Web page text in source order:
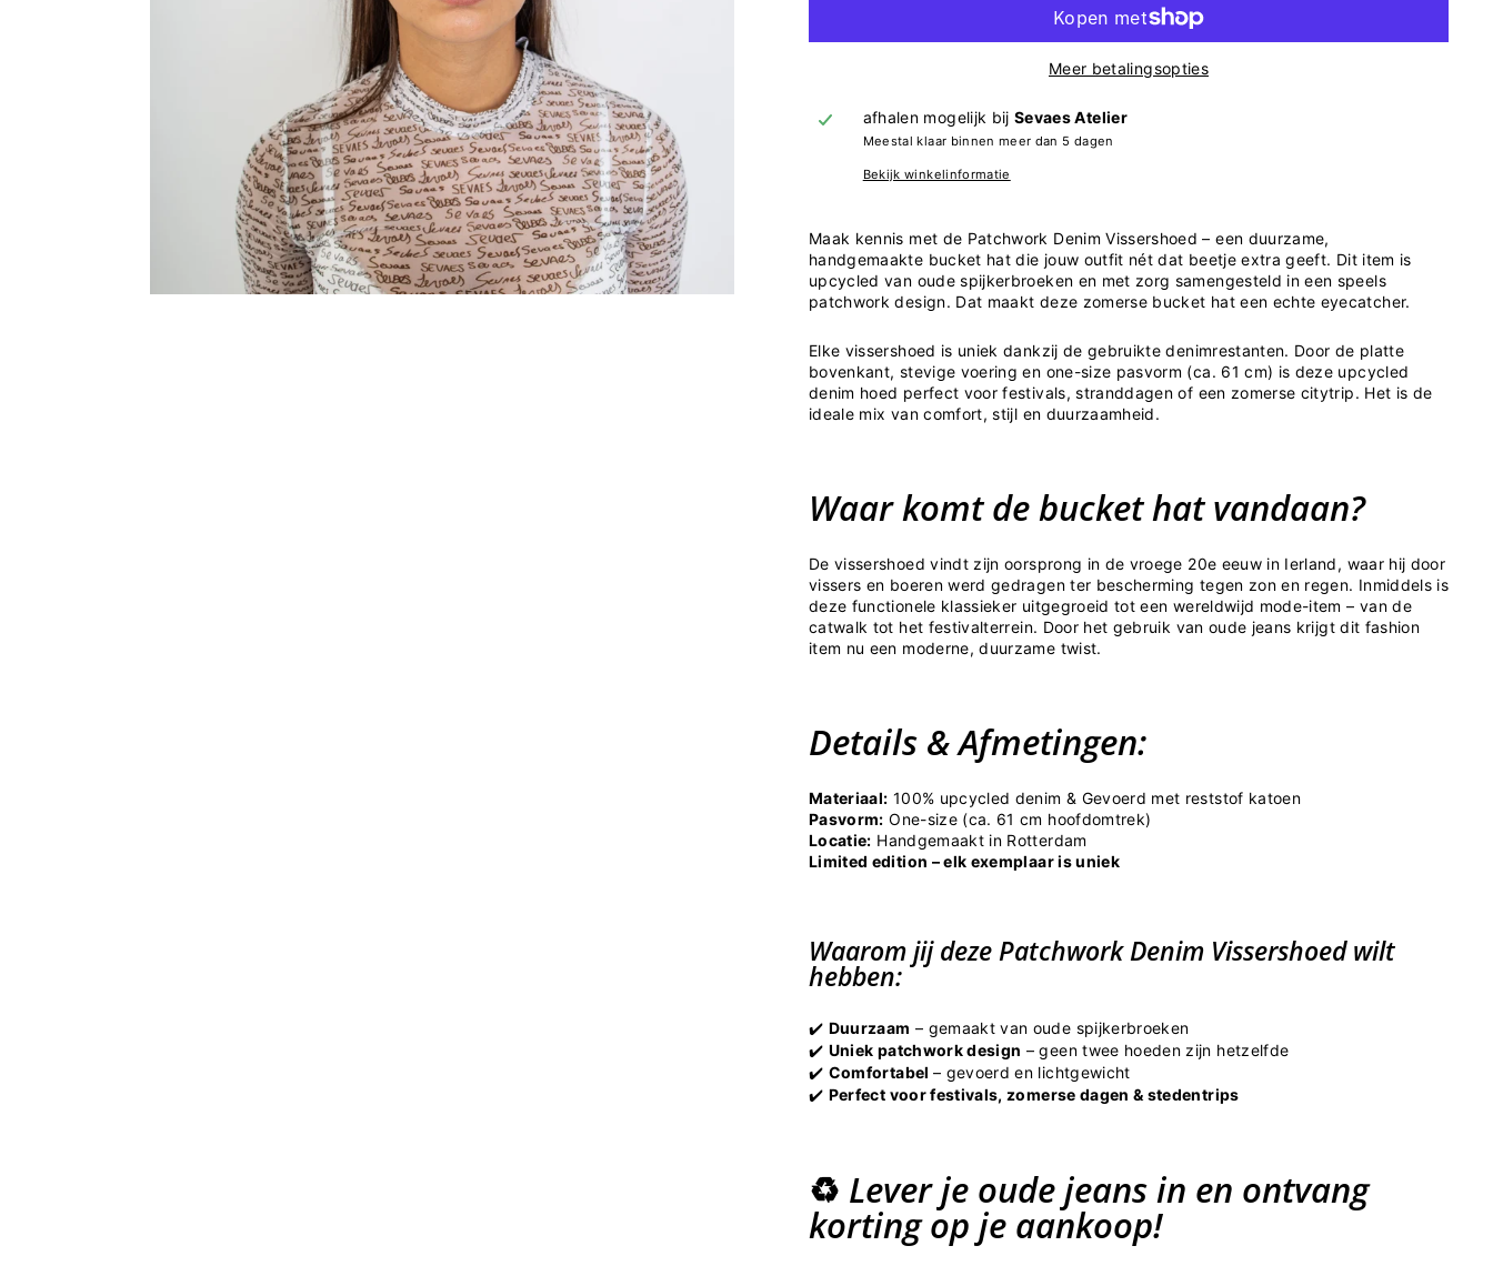
Meer betalingsopties
afhalen mogelijk bijSevaes Atelier
Meestal klaar binnen meer dan 5 dagen
Bekijk winkelinformatie
Maak kennis met de Patchwork Denim Vissershoed – een duurzame,
handgemaakte bucket hat die jouw outfit nét dat beetje extra geeft. Dit item is
upcycled van oude spijkerbroeken en met zorg samengesteld in een speels
patchwork design. Dat maakt deze zomerse bucket hat een echte eyecatcher.
Elke vissershoed is uniek dankzij de gebruikte denimrestanten. Door de platte
bovenkant, stevige voering en one-size pasvorm (ca. 61 cm) is deze upcycled
denim hoed perfect voor festivals, stranddagen of een zomerse citytrip. Het is de
ideale mix van comfort, stijl en duurzaamheid.
Waar komt de bucket hat vandaan?
De vissershoed vindt zijn oorsprong in de vroege 20e eeuw in Ierland, waar hij door
vissers en boeren werd gedragen ter bescherming tegen zon en regen. Inmiddels is
deze functionele klassieker uitgegroeid tot een wereldwijd mode-item – van de
catwalk tot het festivalterrein. Door het gebruik van oude jeans krijgt dit fashion
item nu een moderne, duurzame twist.
Details & Afmetingen:
Materiaal: 100% upcycled denim & Gevoerd met reststof katoen
Pasvorm: One-size (ca. 61 cm hoofdomtrek)
Locatie: Handgemaakt in Rotterdam
Limited edition – elk exemplaar is uniek
Waarom jij deze Patchwork Denim Vissershoed wilt
hebben:
✔️ Duurzaam – gemaakt van oude spijkerbroeken
✔️ Uniek patchwork design – geen twee hoeden zijn hetzelfde
✔️ Comfortabel – gevoerd en lichtgewicht
✔️ Perfect voor festivals, zomerse dagen & stedentrips
♻️ Lever je oude jeans in en ontvang
korting op je aankoop!